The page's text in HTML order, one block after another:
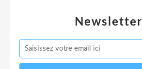
Newsletter